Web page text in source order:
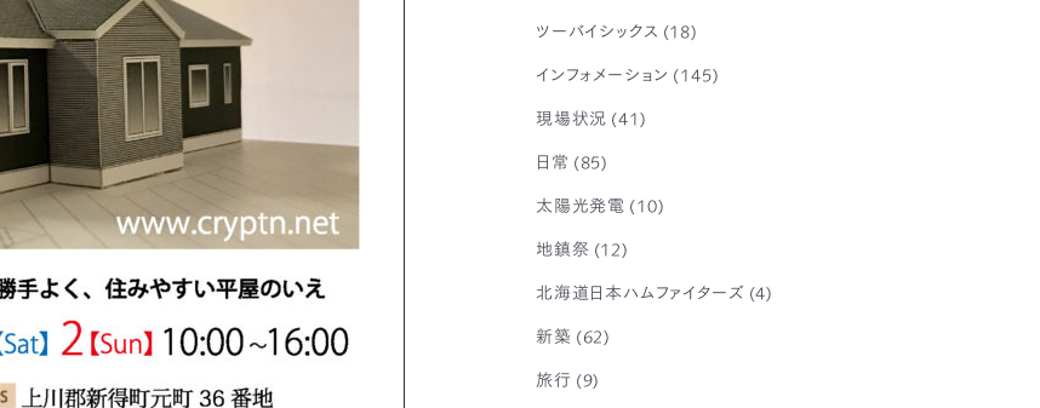
ツーバイシックス (18)
インフォメーション (145)
現場状況 (41)
日常 (85)
太陽光発電 (10)
地鎮祭 (12)
北海道日本ハムファイターズ (4)
新築 (62)
旅行 (9)